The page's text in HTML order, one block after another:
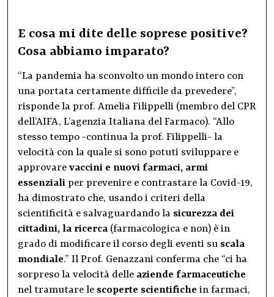
E cosa mi dite delle soprese positive?
Cosa abbiamo imparato?
“La pandemia ha sconvolto un mondo intero con
una portata certamente difficile da prevedere”,
risponde la prof. Amelia Filippelli (membro del CPR
dell’AIFA, L’agenzia Italiana del Farmaco). “Allo
stesso tempo -continua la prof. Filippelli- la
velocità con la quale si sono potuti sviluppare e
approvare vaccini e nuovi farmaci, armi
essenziali per prevenire e contrastare la Covid-19,
ha dimostrato che, usando i criteri della
scientificità e salvaguardando la sicurezza dei
cittadini, la ricerca (farmacologica e non) è in
grado di modificare il corso degli eventi su scala
mondiale.” Il Prof. Genazzani conferma che “ci ha
sorpreso la velocità delle aziende farmaceutiche
nel tramutare le scoperte scientifiche in farmaci,